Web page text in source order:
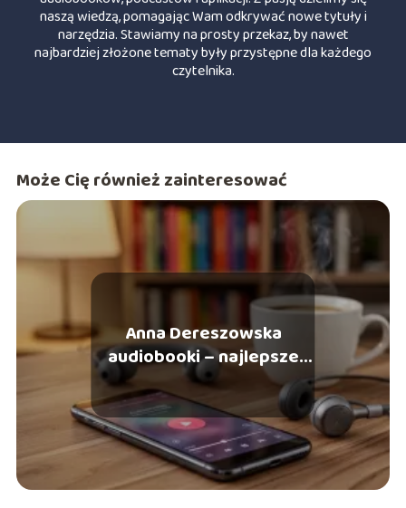
naszą wiedzą, pomagając Wam odkrywać nowe tytuły i
narzędzia. Stawiamy na prosty przekaz, by nawet
najbardziej złożone tematy były przystępne dla każdego
czytelnika.
Może Cię również zainteresować
Anna Dereszowska
audiobooki – najlepsze
tytuły, gdzie słuchać